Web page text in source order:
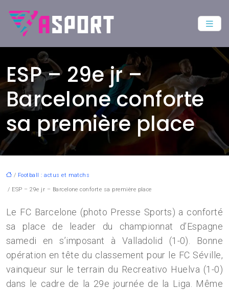
ESP – 29e jr –
Barcelone conforte
sa première place
/ Football : actus et matchs
/ ESP – 29e jr – Barcelone conforte sa première place
Le FC Barcelone (photo Presse Sports) a conforté
sa place de leader du championnat d’Espagne
samedi en s’imposant à Valladolid (1-0). Bonne
opération en tête du classement pour le FC Séville,
vainqueur sur le terrain du Recreativo Huelva (1-0)
dans le cadre de la 29e journée de la Liga. Même